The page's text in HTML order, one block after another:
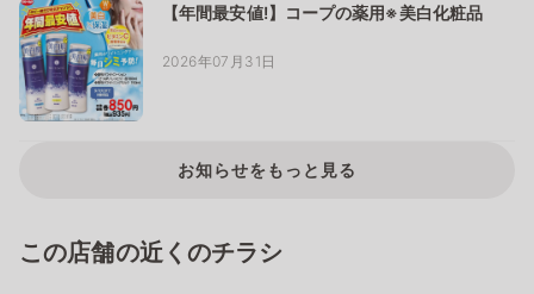
【年間最安値!】コープの薬用※美白化粧品
2026年07月31日
お知らせをもっと見る
この店舗の近くのチラシ